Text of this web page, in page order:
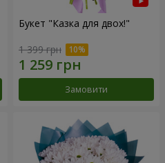
Букет "Казка для двох!"
1 399 грн
Замовити